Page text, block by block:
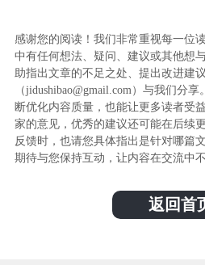
感谢您的阅读！我们非常重视每一位
中有任何想法、疑问、建议或其他想
助指出文章的不足之处、提出改进建
（jidushibao@gmail.com）与我们分
断优化内容质量，也能让更多读者受
家的意见，优秀的建议还可能在后续
反馈时，也请您具体指出是针对哪篇
期待与您保持互动，让内容在交流中不
返回首